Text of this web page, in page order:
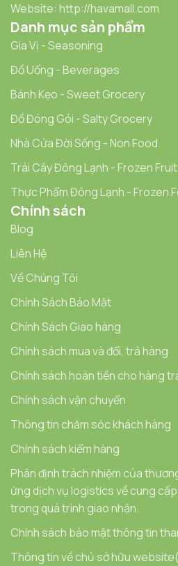
Website: http://havamall.com
Danh mục sản phẩm
Gia Vị - Seasoning
Đồ Uống - Beverages
Bánh Kẹo - Sweet Grocery
Đồ Đóng Gói - Salty Grocery
Nhà Cửa Đời Sống - Non Food
Trái Cây Đông Lạnh - Frozen Fruit
Thực Phẩm Đông Lạnh - Frozen
Chính sách
Blog
Liên Hệ
Về Chúng Tôi
Chính Sách Bảo Mật
Chính Sách Giao hàng
Chính sách mua và đổi, trả hàng
Chính sách hoàn tiền cho hàng
Chính sách vận chuyển
Thông tin chăm sóc khách hàng
Chính sách kiểm hàng
Phân định trách nhiệm của
ứng dịch vụ logistics về cung
trong quá trình giao nhận.
Chính sách bảo mật thông tin
Thông tin về chủ sở hữu